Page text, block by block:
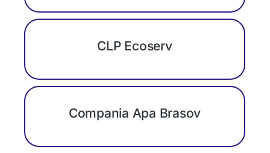
CLP Ecoserv
Compania Apa Brasov